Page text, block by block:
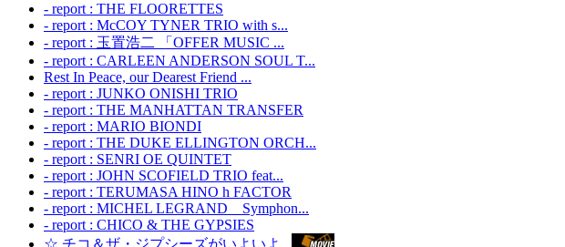
- report : THE FLOORETTES
- report : McCOY TYNER TRIO with s...
- report : 玉置浩二 「OFFER MUSIC ...
- report : CARLEEN ANDERSON SOUL T...
Rest In Peace, our Dearest Friend ...
- report : JUNKO ONISHI TRIO
- report : THE MANHATTAN TRANSFER
- report : MARIO BIONDI
- report : THE DUKE ELLINGTON ORCH...
- report : SENRI OE QUINTET
- report : JOHN SCOFIELD TRIO feat...
- report : TERUMASA HINO h FACTOR
- report : MICHEL LEGRAND Symphon...
- report : CHICO & THE GYPSIES